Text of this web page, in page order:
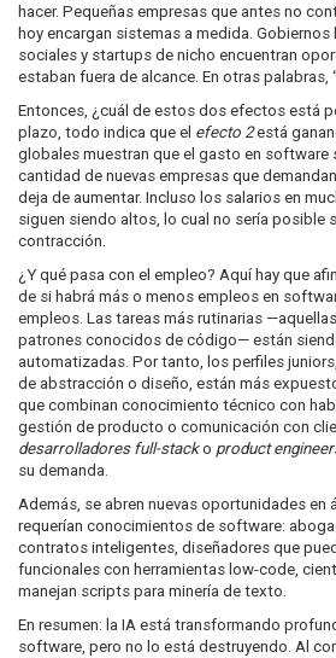
hacer. Pequeñas empresas que antes no
hoy encargan sistemas a medida.
sociales y startups de nicho encuentran
estaban fuera de alcance. En otras palabras,
Entonces, ¿cuál de estos dos efectos está
plazo, todo indica que el efecto 2está
globales muestran que el gasto en software
cantidad de nuevas empresas que
deja de aumentar. Incluso los salarios en
siguen siendo altos, lo cual no sería posible
contracción.
¿Y qué pasa con el empleo? Aquí hay que
de si habrá más o menos empleos en
empleos. Las tareas más rutinarias
patrones conocidos de código— están
automatizadas. Por tanto, los perfiles
de abstracción o diseño, están más
que combinan conocimiento técnico con
gestión de producto o comunicación con
desarrolladores full-stacko product
su demanda.
Además, se abren nuevas oportunidades en
requerían conocimientos de software:
contratos inteligentes, diseñadores que
funcionales con herramientas low-code,
manejan scripts para minería de texto.
En resumen: la IA está transformando
software, pero no lo está destruyendo. Al